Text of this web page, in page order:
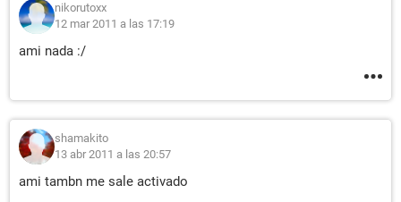
nikorutoxx
12 mar 2011 a las 17:19
ami nada :/
shamakito
13 abr 2011 a las 20:57
ami tambn me sale activado